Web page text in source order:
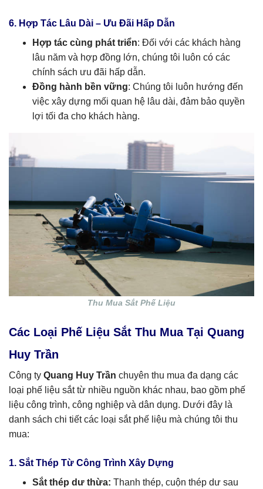
6. Hợp Tác Lâu Dài – Ưu Đãi Hấp Dẫn
Hợp tác cùng phát triển: Đối với các khách hàng
lâu năm và hợp đồng lớn, chúng tôi luôn có các
chính sách ưu đãi hấp dẫn.
Đồng hành bền vững: Chúng tôi luôn hướng đến
việc xây dựng mối quan hệ lâu dài, đảm bảo quyền
lợi tối đa cho khách hàng.
Thu Mua Sắt Phế Liệu
Các Loại Phế Liệu Sắt Thu Mua Tại Quang
Huy Trần
Công ty Quang Huy Trần chuyên thu mua đa dạng các
loại phế liệu sắt từ nhiều nguồn khác nhau, bao gồm phế
liệu công trình, công nghiệp và dân dụng. Dưới đây là
danh sách chi tiết các loại sắt phế liệu mà chúng tôi thu
mua:
1. Sắt Thép Từ Công Trình Xây Dựng
Sắt thép dư thừa: Thanh thép, cuộn thép dư sau